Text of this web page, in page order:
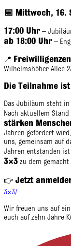
📅 Mittwoch, 16.
17:00 Uhr –
ab 18:00 Uhr –
📍
Wilhelmshöher Allee
Die Teilnahme
Das Jubiläum steht
Nach aktuellem
stärken
Jahren gefördert
uns, gemeinsam auf
Jahren entstanden ist
3×3 zu dem
👉 Jetzt
3×3/
Wir freuen uns auf
euch auf zehn Jahre